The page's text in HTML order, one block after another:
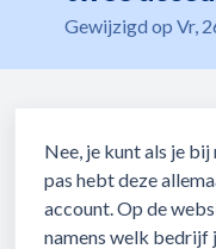
Gewijzigd op Vr,
Nee, je kunt als je
pas hebt deze
account. Op de
namens welk bedrijf